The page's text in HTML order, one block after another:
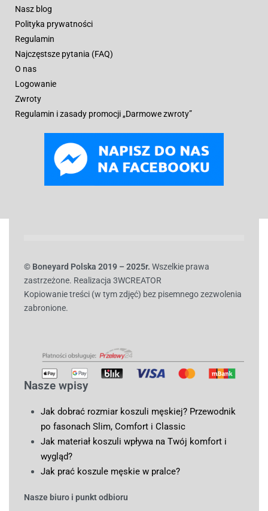
Nasz blog
Polityka prywatności
Regulamin
Najczęstsze pytania (FAQ)
O nas
Logowanie
Zwroty
Regulamin i zasady promocji „Darmowe zwroty”
© Boneyard Polska 2019 – 2025r. Wszelkie prawa
zastrzeżone. Realizacja 3WCREATOR
Kopiowanie treści (w tym zdjęć) bez pisemnego zezwolenia
zabronione.
Nasze wpisy
Jak dobrać rozmiar koszuli męskiej? Przewodnik
po fasonach Slim, Comfort i Classic
Jak materiał koszuli wpływa na Twój komfort i
wygląd?
Jak prać koszule męskie w pralce?
Nasze biuro i punkt odbioru